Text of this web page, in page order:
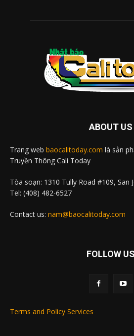
ABOUT US
Trang web baocalitoday.com là sản
Truyền Thông Cali Today
Tòa soạn: 1310 Tully Road #109, San
Tel: (408) 482-6527
Contact us: nam@baocalitoday.com
FOLLOW US
Terms and Policy Services